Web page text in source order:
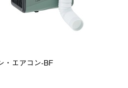
・エアコン-BF